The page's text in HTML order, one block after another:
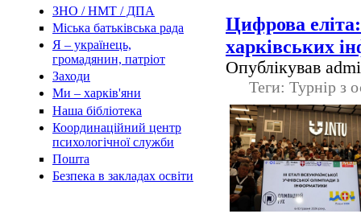
ЗНО / НМТ / ДПА
Міська батьківська рада
Я – українець,
громадянин, патріот
Заходи
Ми – харків'яни
Наша бібліотека
Координаційний центр
психологічної служби
Пошта
Безпека в закладах освіти
Цифрова еліта:
харківських
Опублікував
Теги: Турнір з